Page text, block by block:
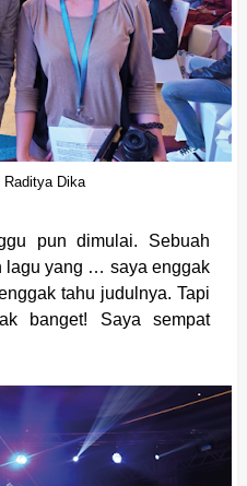
Raditya Dika
pun dimulai. Sebuah
lagu yang … saya enggak
tahu judulnya. Tapi
banget! Saya sempat